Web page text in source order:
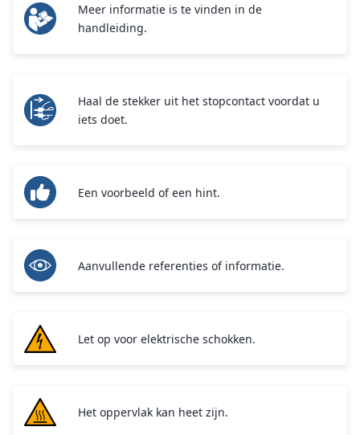
Meer informatie is te vinden in de
handleiding.
Haal de stekker uit het stopcontact voordat u
iets doet.
Een voorbeeld of een hint.
Aanvullende referenties of informatie.
Let op voor elektrische schokken.
Het oppervlak kan heet zijn.